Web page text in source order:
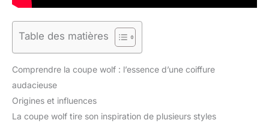
Table des matières
Comprendre la coupe wolf : l’essence d’une coiffure
audacieuse
Origines et influences
La coupe wolf tire son inspiration de plusieurs styles